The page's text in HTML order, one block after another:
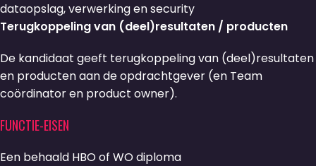
dataopslag, verwerking en security
Terugkoppeling van (deel)resultaten / producten
De kandidaat geeft terugkoppeling van (deel)resultaten
en producten aan de opdrachtgever (en Team
coördinator en product owner).
FUNCTIE-EISEN
Een behaald HBO of WOdiploma